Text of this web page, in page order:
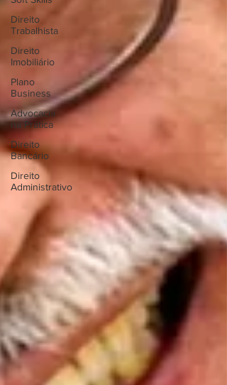
Direito
Trabalhista
Direito
Imobiliário
Plano
Business
Advocacia
na Prática
Direito
Bancário
Direito
Administrativo